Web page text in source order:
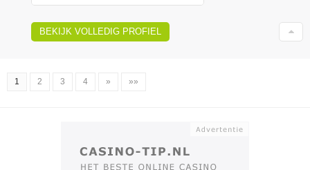
BEKIJK VOLLEDIG PROFIEL
1 2 3 4 » »»